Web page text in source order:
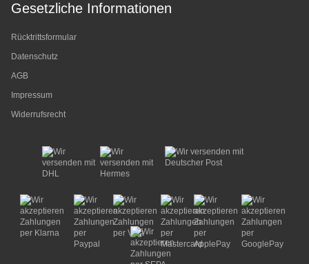
Gesetzliche Informationen
Rücktrittsformular
Datenschutz
AGB
Impressum
Widerrufsrecht